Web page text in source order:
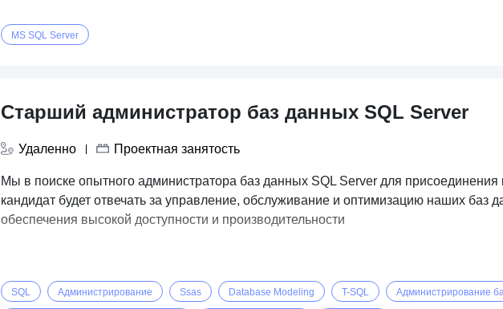
MS SQL Server
Старший администратор баз данных SQL Server
Удаленно Проектная занятость
Мы в поиске опытного администратора баз данных SQL Server для
кандидат будет отвечать за управление, обслуживание и оптимизацию наших баз
обеспечения высокой доступности и производительности
SQL Администрирование Ssas Database Modeling T-SQL Администрирование